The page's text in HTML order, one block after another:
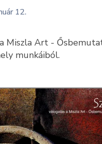
12.
Miszla Art -
munkáiból.